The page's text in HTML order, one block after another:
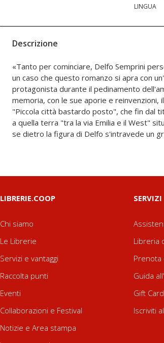
LINGUA
Descrizione
«Tanto per cominciare, Delfo Semprini
un caso che questo romanzo si apra con
protagonista durante il pedinamento
memoria, con le sue aporie e reinvenzioni,
"Piccola città bastardo posto", che fin dal
a quella terra "tra la via Emilia e il West"
se dietro la figura di Delfo s'intravede un
Novecento come Antonio Delfini, nei
giornale di provincia che gli fanno da ironico
scorgere il profilo dello stesso Barbolini.
realismo padano al fantastico, lo scrittore
provincia italiana alle soglie del boom. E
paesaggio ritenuto familiare si tinge
LIBRERIE.COOP
Chi siamo
Le Librerie
Servizi e vantaggi
Raccolta punti
Eventi
Collaborazioni e Festival
Notizie e Area stampa
SERVIZI
Libreria
Prenota
Guida
Gift Card
Iscriviti